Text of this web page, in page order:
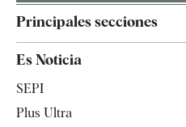
Principales secciones
España
Es Noticia
SEPI
Plus Ultra